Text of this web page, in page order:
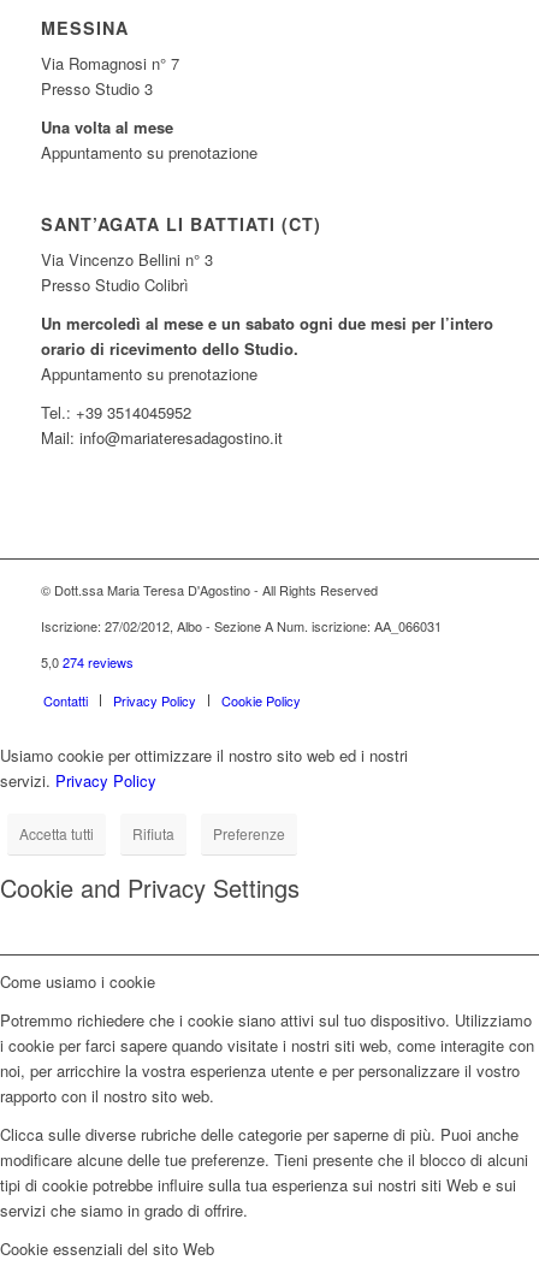
MESSINA
Via Romagnosi n° 7
Presso Studio 3
Una volta al mese
Appuntamento su prenotazione
SANT’AGATA LI BATTIATI (CT)
Via Vincenzo Bellini n° 3
Presso Studio Colibrì
Un mercoledì al mese e un sabato ogni due mesi per l’intero
orario di ricevimento dello Studio.
Appuntamento su prenotazione
Tel.: +39 3514045952
Mail: info@mariateresadagostino.it
© Dott.ssa Maria Teresa D'Agostino - All Rights Reserved
Iscrizione: 27/02/2012, Albo - Sezione A Num. iscrizione: AA_066031
5,0 274 reviews
Contatti
Privacy Policy Cookie Policy
Usiamo cookie per ottimizzare il nostro sito web ed i nostri
servizi. Privacy Policy
Accetta tutti Rifiuta Preferenze
Cookie and Privacy Settings
Come usiamo i cookie
Potremmo richiedere che i cookie siano attivi sul tuo dispositivo. Utilizziamo
i cookie per farci sapere quando visitate i nostri siti web, come interagite con
noi, per arricchire la vostra esperienza utente e per personalizzare il vostro
rapporto con il nostro sito web.
Clicca sulle diverse rubriche delle categorie per saperne di più. Puoi anche
modificare alcune delle tue preferenze. Tieni presente che il blocco di alcuni
tipi di cookie potrebbe influire sulla tua esperienza sui nostri siti Web e sui
servizi che siamo in grado di offrire.
Cookie essenziali del sito Web